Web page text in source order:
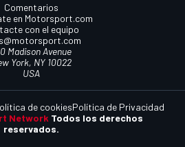
Comentarios
en Motorsport.com
con el equipo
Madison Avenue
York, NY 10022
USA
Network Todos los derechos
reservados.
de cookiesPolítica de Privacidad